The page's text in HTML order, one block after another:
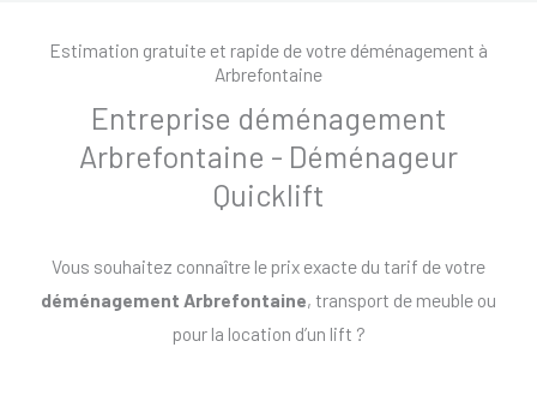
Estimation gratuite et rapide de votre déménagement à
Arbrefontaine
Entreprise déménagement
Arbrefontaine - Déménageur
Quicklift
Vous souhaitez connaître le prix exacte du tarif de votre
déménagement Arbrefontaine, transport de meuble ou
pour la location d’un lift ?